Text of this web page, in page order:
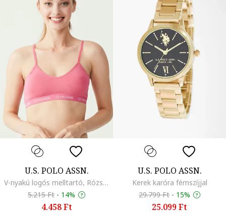
U.S. POLO ASSN.
V-nyakú logós melltartó, Rózsaszín
5.215 Ft - 14%
4.458 Ft
U.S. POLO ASSN.
Kerek karóra fémszíjjal
29.799 Ft - 15%
25.099 Ft